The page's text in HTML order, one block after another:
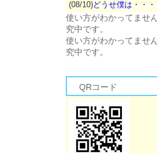
(08/10)どうせ僕は・・・
使い方がわかってませ
究中です。
使い方がわかってませ
究中です。
QRコード